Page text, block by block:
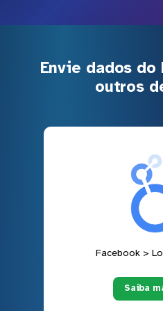
Envie dados do
outros
Facebook >
Saiba